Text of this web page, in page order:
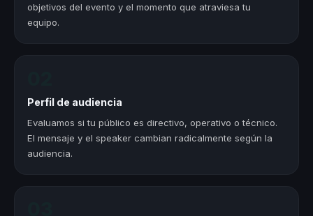
objetivos del evento y el momento que atraviesa tu
equipo.
Perfil de audiencia
Evaluamos si tu público es directivo, operativo o técnico.
El mensaje y el speaker cambian radicalmente según la
audiencia.